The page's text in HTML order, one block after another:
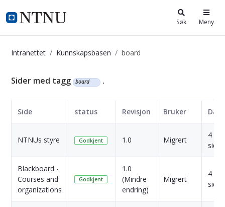
i.ntnu.no Søk Meny
Intranettet Kunnskapsbasen board
Kunnskapsbasen
Sider med tagg board .
Side status Revisjon Bruker Dato
NTNUs styre Godkjent 1.0 Migrert
4 År
siden
Blackboard -
Courses and
organizations
Godkjent
1.0
(Mindre
endring)
Migrert
4 År
siden